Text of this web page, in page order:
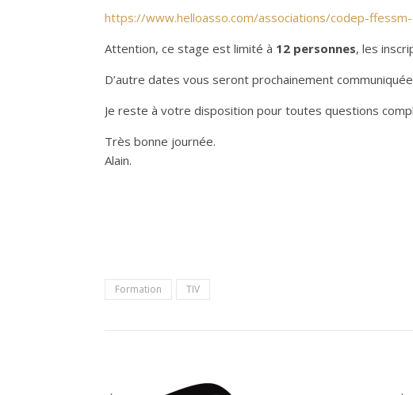
https://www.helloasso.com/associations/codep-
Attention, ce stage est limité à 12 personnes, les
D’autre dates vous seront prochainement
Je reste à votre disposition pour toutes questions
Très bonne journée.
Alain.
Formation TIV